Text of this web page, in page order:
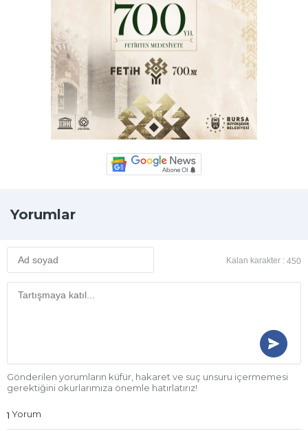
Yorumlar
Kalan karakter : 450
Gönderilen yorumların küfür, hakaret ve suç unsuru içermemesi
gerektiğini okurlarımıza önemle hatırlatırız!
1 Yorum